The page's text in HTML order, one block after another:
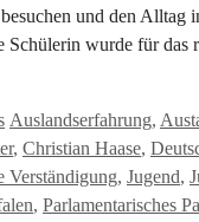
und den
wurde für das
Schlagwörter
Auslandserfahrung,
, Christian Haase,
Verständigung, Jugend,
, Parlamentarisches